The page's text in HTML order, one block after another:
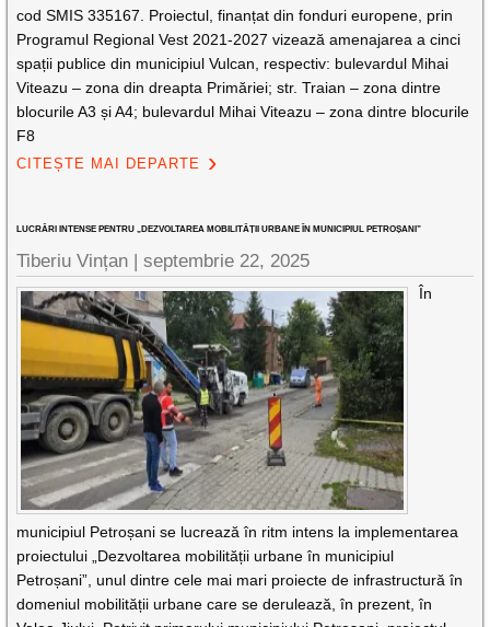
cod SMIS 335167. Proiectul, finanțat din fonduri europene, prin
Programul Regional Vest 2021-2027 vizează amenajarea a cinci
spații publice din municipiul Vulcan, respectiv: bulevardul Mihai
Viteazu – zona din dreapta Primăriei; str. Traian – zona dintre
blocurile A3 și A4; bulevardul Mihai Viteazu – zona dintre blocurile
F8
CITEȘTE MAI DEPARTE
LUCRĂRI INTENSE PENTRU „DEZVOLTAREA MOBILITĂȚII URBANE ÎN MUNICIPIUL PETROȘANI”
Tiberiu Vințan |septembrie 22, 2025
În
municipiul Petroșani se lucrează în ritm intens la implementarea
proiectului „Dezvoltarea mobilității urbane în municipiul
Petroșani”, unul dintre cele mai mari proiecte de infrastructură în
domeniul mobilității urbane care se derulează, în prezent, în